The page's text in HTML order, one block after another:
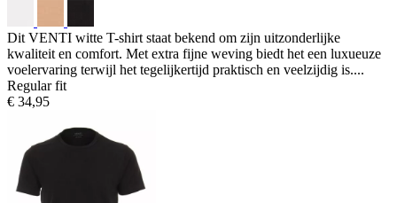
Dit VENTI witte T-shirt staat bekend om zijn uitzonderlijke
kwaliteit en comfort. Met extra fijne weving biedt het een luxueuze
voelervaring terwijl het tegelijkertijd praktisch en veelzijdig is....
Regular fit
€ 34,95